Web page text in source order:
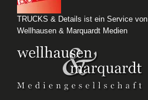
TRUCKS & Details ist ein Service von
Wellhausen & Marquardt Medien